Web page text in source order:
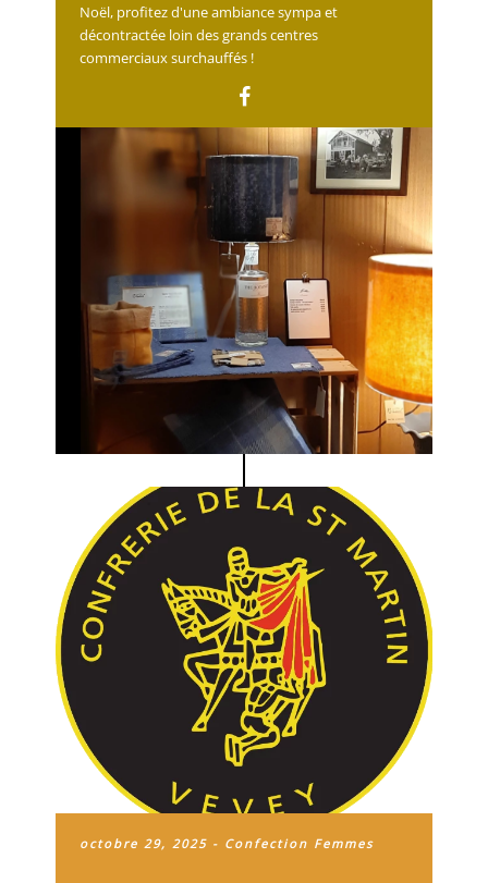
Noël, profitez d'une ambiance sympa et
décontractée loin des grands centres
commerciaux surchauffés !
octobre 29, 2025 - Confection Femmes